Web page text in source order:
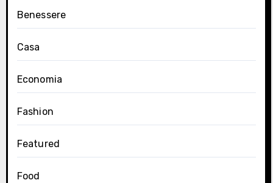
Benessere
Casa
Economia
Fashion
Featured
Food